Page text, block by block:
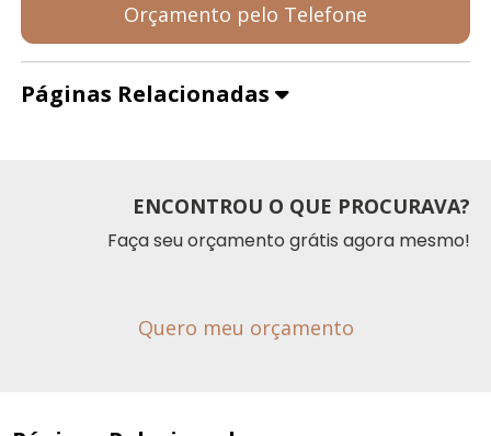
Orçamento pelo Telefone
Páginas Relacionadas
ENCONTROU O QUE PROCURAVA?
Faça seu orçamento grátis agora mesmo!
Quero meu orçamento